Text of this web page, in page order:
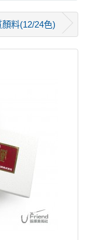
料(12/24色)